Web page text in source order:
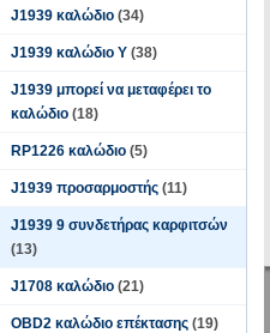
J1939 καλώδιο (34)
J1939 καλώδιο Υ (38)
J1939 μπορεί να μεταφέρει το
καλώδιο (18)
RP1226 καλώδιο (5)
J1939 προσαρμοστής (11)
J1939 9 συνδετήρας καρφιτσών
(13)
J1708 καλώδιο (21)
OBD2 καλώδιο επέκτασης (19)